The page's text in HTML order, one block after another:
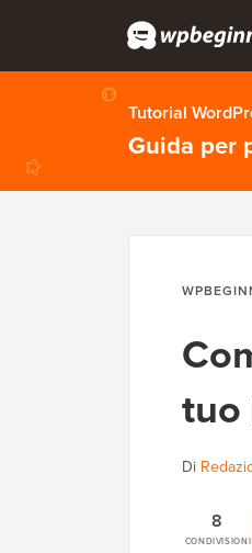
Tutorial
Guida per
tuo
Di
CONDIVISIONI
8